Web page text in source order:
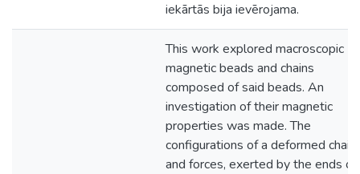
iekārtās bija ievērojama.
This work explored macroscopic
magnetic beads and chains
composed of said beads. An
investigation of their magnetic
properties was made. The
configurations of a deformed chain
and forces, exerted by the ends of